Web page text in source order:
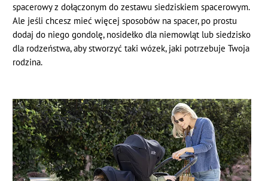
spacerowy z dołączonym do zestawu siedziskiem spacerowym.
Ale jeśli chcesz mieć więcej sposobów na spacer, po prostu
dodaj do niego gondolę, nosidełko dla niemowląt lub siedzisko
dla rodzeństwa, aby stworzyć taki wózek, jaki potrzebuje Twoja
rodzina.